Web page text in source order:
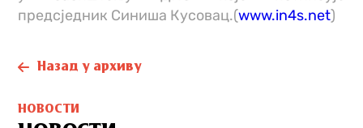
предсједник Синиша Кусовац.(www.in4s.net)
Назад у архиву
НОВОСТИ